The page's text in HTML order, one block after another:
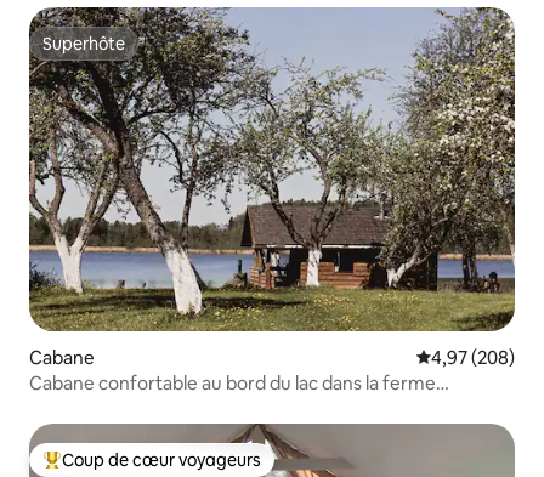
Superhôte
Superhôte
Cabane Évaluation
4,97 (208)
Cabane confortable au bord du lac dans la ferme
Coups de cœur voyageurs les plus appréciés
Coup de cœur voyageurs